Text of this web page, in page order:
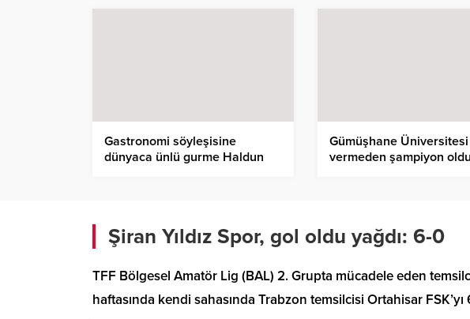
Gastronomi söyleşisine
dünyaca ünlü gurme Haldun
Gümüşhane
vermeden şampiyon oldu
Şiran Yıldız Spor, gol oldu yağdı: 6-0
TFF Bölgesel Amatör Lig (BAL) 2. Grupta mücadele eden
haftasında kendi sahasında Trabzon temsilcisi Ortahisar